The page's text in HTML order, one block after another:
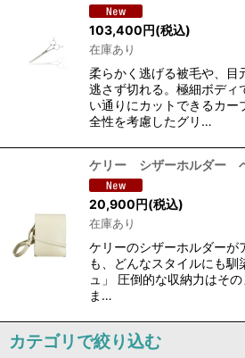
103,400円(税込)
在庫あり
柔らかく逃げる被毛や、目
逃さず切れる。極細ボディ
い通りにカットできるカー
全性を考慮したグリ…
ケリー シザーホルダー
20,900円(税込)
在庫あり
ケリーのシザーホルダーが
も、どんなスタイルにも馴
ュ」 圧倒的な収納力はそ
ま…
カテゴリで絞り込む